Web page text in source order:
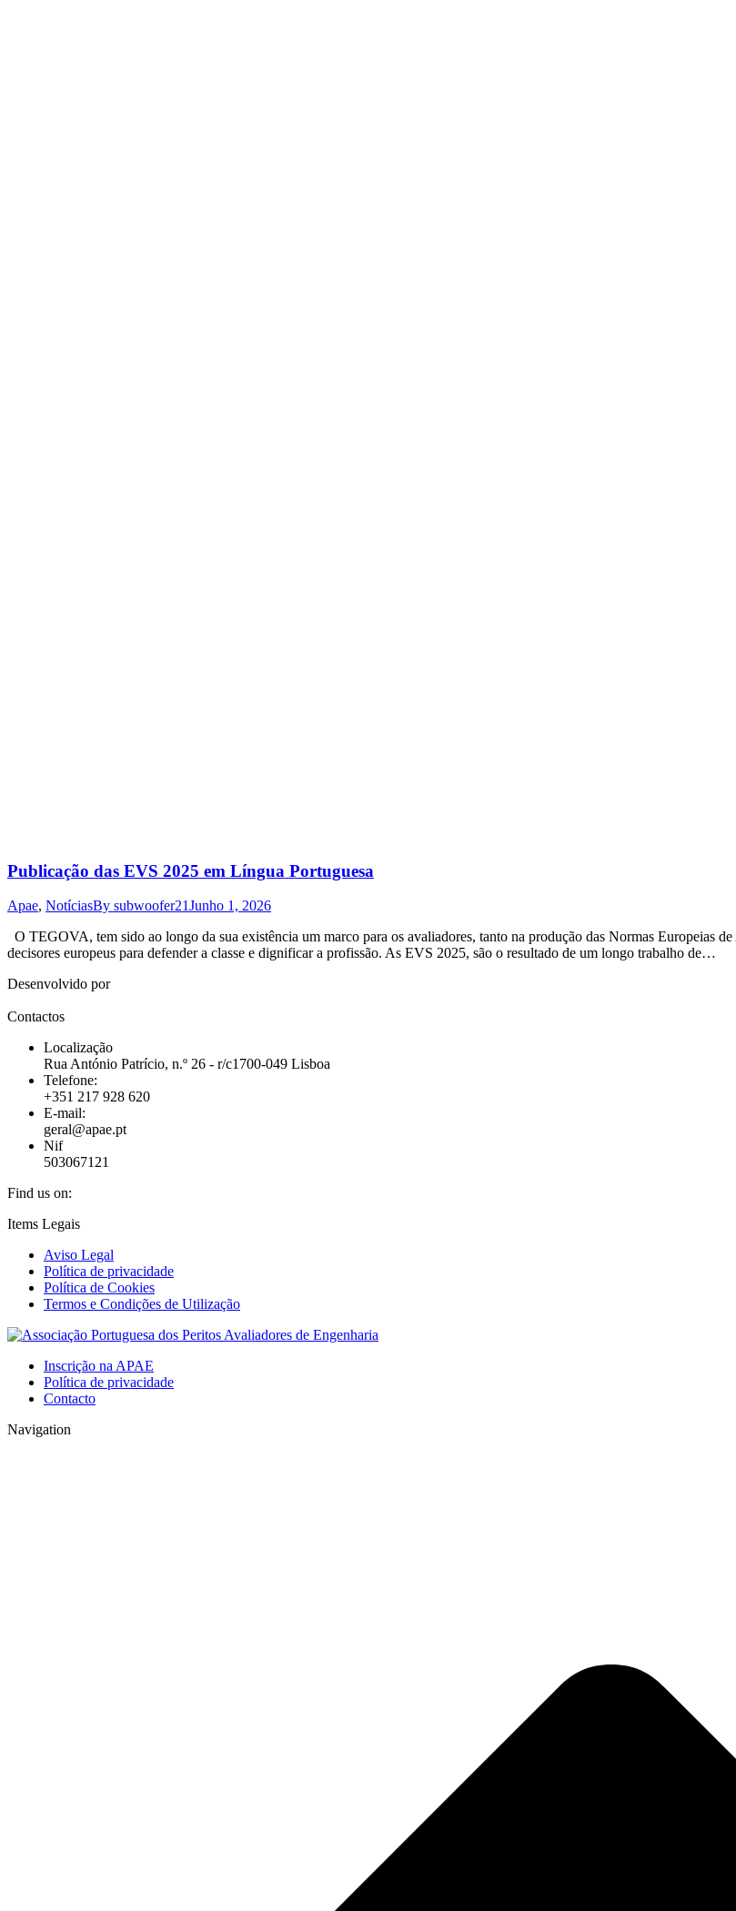
Publicação das EVS 2025 em Língua Portuguesa
Apae, NotíciasBy subwoofer21Junho 1, 2026
O TEGOVA, tem sido ao longo da sua existência um marco para os avaliadores, tanto na produção das Normas Europeias
decisores europeus para defender a classe e dignificar a profissão. As EVS 2025, são o resultado de um longo trabalho de…
Desenvolvido por
Contactos
Localização
Rua António Patrício, n.º 26 - r/c1700-049 Lisboa
Telefone:
+351 217 928 620
E-mail:
geral@apae.pt
Nif
503067121
Find us on:
Facebook
opens
new
window
X
opens
new
window
Skype
opens
new
window
Mail
opens
new
window
Website
opens
new
window
Items Legais
Aviso Legal
Política de privacidade
Política de Cookies
Termos e Condições de Utilização
Inscrição na APAE
Política de privacidade
Contacto
Navigation